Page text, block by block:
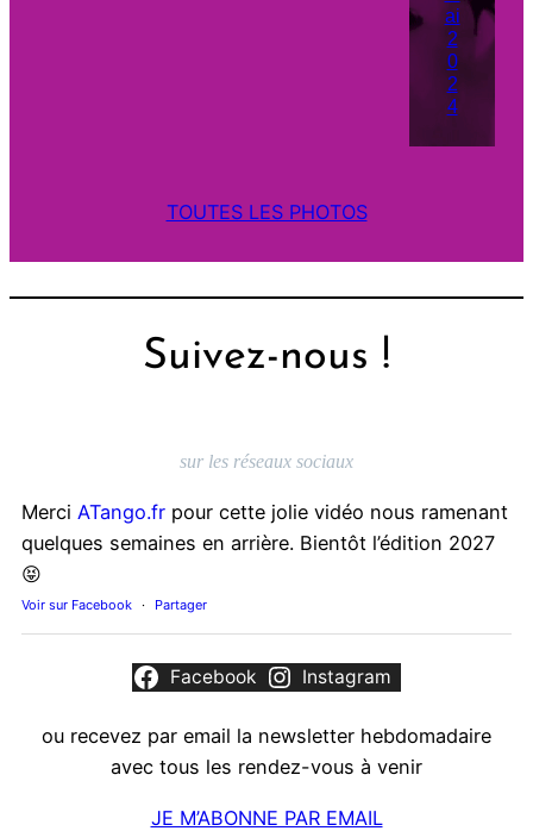
ai
2
0
2
4
TOUTES LES PHOTOS
Suivez-nous !
sur les réseaux sociaux
Merci ATango.fr pour cette jolie vidéo nous ramenant
quelques semaines en arrière. Bientôt l’édition 2027
😝
Voir sur Facebook · Partager
Facebook Instagram
ou recevez par email la newsletter hebdomadaire
avec tous les rendez-vous à venir
JE M’ABONNE PAR EMAIL